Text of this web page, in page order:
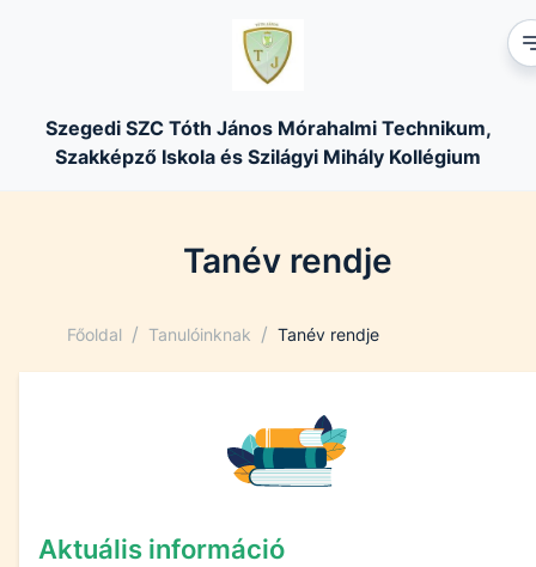
Szegedi SZC Tóth János Mórahalmi Technikum,
Szakképző Iskola és Szilágyi Mihály Kollégium
Tanév rendje
Főoldal / Tanulóinknak / Tanév rendje
Aktuális információ